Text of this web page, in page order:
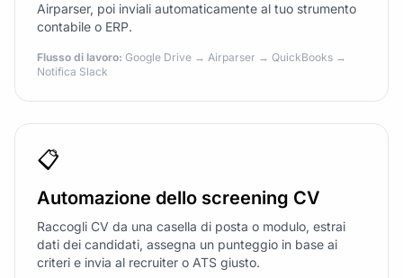
Airparser, poi inviali automaticamente al tuo strumento
contabile o ERP.
Flusso di lavoro: Google Drive → Airparser → QuickBooks →
Notifica Slack
📋
Automazione dello screening CV
Raccogli CV da una casella di posta o modulo, estrai
dati dei candidati, assegna un punteggio in base ai
criteri e invia al recruiter o ATS giusto.